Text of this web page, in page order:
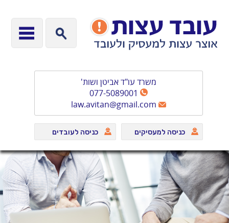
משרד עו"ד אביטן ושות'
077-5089001
law.avitan@gmail.com
כניסה למעסיקים כניסה לעובדים